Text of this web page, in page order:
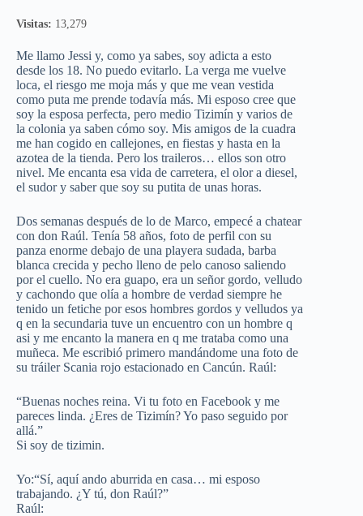
Visitas: 13,279
Me llamo Jessi y, como ya sabes, soy adicta a esto
desde los 18. No puedo evitarlo. La verga me vuelve
loca, el riesgo me moja más y que me vean vestida
como puta me prende todavía más. Mi esposo cree que
soy la esposa perfecta, pero medio Tizimín y varios de
la colonia ya saben cómo soy. Mis amigos de la cuadra
me han cogido en callejones, en fiestas y hasta en la
azotea de la tienda. Pero los traileros… ellos son otro
nivel. Me encanta esa vida de carretera, el olor a diesel,
el sudor y saber que soy su putita de unas horas.
Dos semanas después de lo de Marco, empecé a chatear
con don Raúl. Tenía 58 años, foto de perfil con su
panza enorme debajo de una playera sudada, barba
blanca crecida y pecho lleno de pelo canoso saliendo
por el cuello. No era guapo, era un señor gordo, velludo
y cachondo que olía a hombre de verdad siempre he
tenido un fetiche por esos hombres gordos y velludos ya
q en la secundaria tuve un encuentro con un hombre q
asi y me encanto la manera en q me trataba como una
muñeca. Me escribió primero mandándome una foto de
su tráiler Scania rojo estacionado en Cancún. Raúl:
“Buenas noches reina. Vi tu foto en Facebook y me
pareces linda. ¿Eres de Tizimín? Yo paso seguido por
allá.”
Si soy de tizimin.
Yo:“Sí, aquí ando aburrida en casa… mi esposo
trabajando. ¿Y tú, don Raúl?”
Raúl: